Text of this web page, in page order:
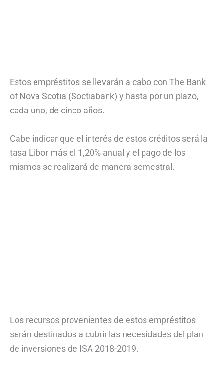
Estos empréstitos se llevarán a cabo con The Bank
of Nova Scotia (Soctiabank) y hasta por un plazo,
cada uno, de cinco años.
Cabe indicar que el interés de estos créditos será la
tasa Libor más el 1,20% anual y el pago de los
mismos se realizará de manera semestral.
Los recursos provenientes de estos empréstitos
serán destinados a cubrir las necesidades del plan
de inversiones de ISA 2018-2019.